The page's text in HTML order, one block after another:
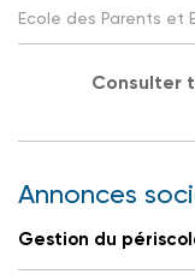
Ecole des Parents et
Consulter
Annonces
Gestion du